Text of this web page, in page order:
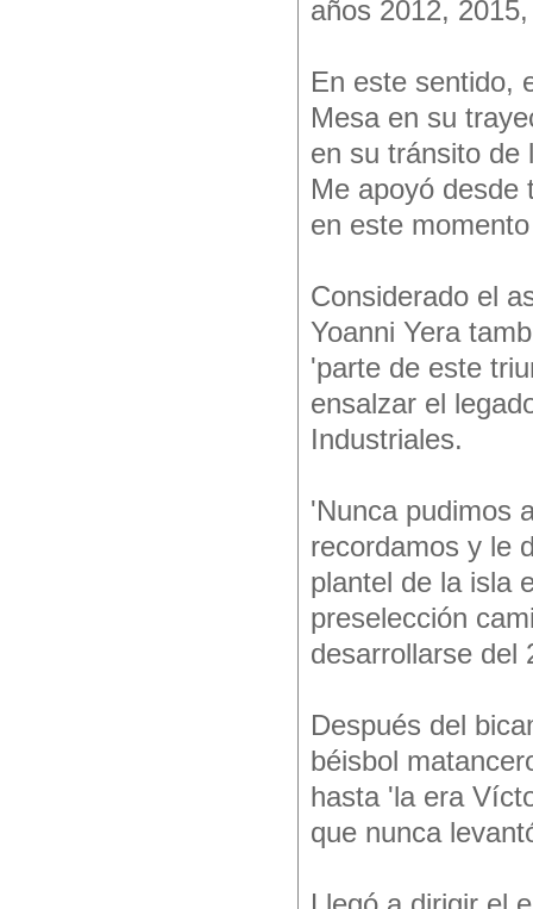
años 2012,
En este sentido,
Mesa en su
en su tránsito de
Me apoyó desde
en este
Considerado el
Yoanni Yera
'parte de este
ensalzar el
Industriales.
'Nunca pudimos
recordamos y le
plantel de la isla
preselección
desarrollarse del
Después del
béisbol
hasta 'la era
que nunca